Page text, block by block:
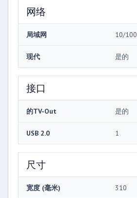
网络
局域网 10/100
现代 是的
接口
的TV-Out 是的
USB 2.0 1
尺寸
宽度 (毫米) 310